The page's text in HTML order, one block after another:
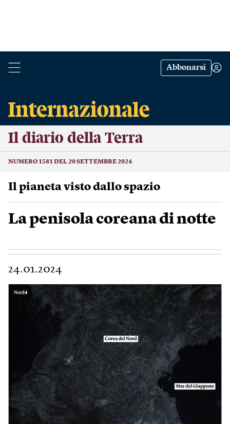
Abbonarsi
Il diario della Terra
NUMERO 1581 DEL 20 SETTEMBRE 2024
Il pianeta visto dallo spazio
La penisola coreana di notte
24.01.2024